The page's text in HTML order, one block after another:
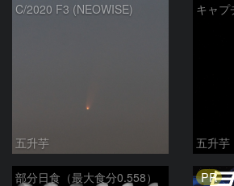
C/2020 F3 (NEOWISE)
五升芋 五升芋
部分日食（最大食分0.558） PR